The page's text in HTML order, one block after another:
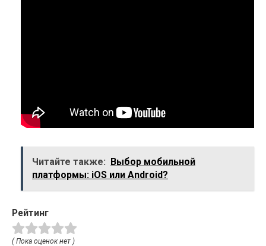
Читайте также: Выбор мобильной
платформы: iOS или Android?
Рейтинг
( Пока оценок нет )